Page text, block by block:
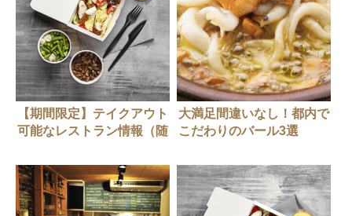
【期間限定】テイクアウト
可能なレストラン情報（随
大満足間違いなし！都内で
こだわりのバール3選